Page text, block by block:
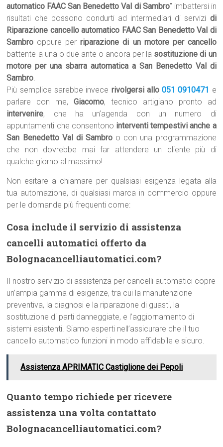
automatico FAAC San Benedetto Val di Sambro” imbattersi in
risultati che possono condurti ad intermediari di servizi di
Riparazione cancello automatico FAAC San Benedetto Val di
Sambro oppure perriparazione di un motore per cancello
battente a una o due ante o ancora per la sostituzione di un
motore per una sbarra automatica a San Benedetto Val di
Sambro.
Più semplice sarebbe invece rivolgersi allo051 0910471 e
parlare con me,Giacomo, tecnico artigiano pronto ad
intervenire, che ha un’agenda con un numero di
appuntamenti che consentono interventi tempestivi anche a
San Benedetto Val di Sambro o con una programmazione
che non dovrebbe mai far attendere un cliente più di
qualche giorno al massimo!
Non esitare a chiamare per qualsiasi esigenza legata alla
tua automazione, di qualsiasi marca in commercio oppure
per le domande più frequenti come:
Cosa include il servizio di assistenza
cancelli automatici offerto da
Bolognacancelliautomatici.com?
Il nostro servizio di assistenza per cancelli automatici copre
un’ampia gamma di esigenze, tra cui la manutenzione
preventiva, la diagnosi e la riparazione di guasti, la
sostituzione di parti danneggiate, e l’aggiornamento di
sistemi esistenti. Siamo esperti nell’assicurare che il tuo
cancello automatico funzioni in modo affidabile e sicuro.
Assistenza APRIMATIC Castiglione dei Pepoli
Quanto tempo richiede per ricevere
assistenza una volta contattato
Bolognacancelliautomatici.com?